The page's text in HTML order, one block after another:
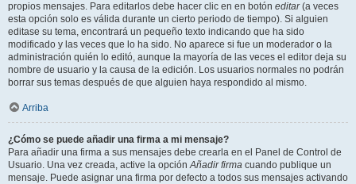
propios mensajes. Para editarlos debe hacer clic en en botón editar(a veces
esta opción solo es válida durante un cierto periodo de tiempo). Si alguien
editase su tema, encontrará un pequeño texto indicando que ha sido
modificado y las veces que lo ha sido. No aparece si fue un moderador o la
administración quién lo editó, aunque la mayoría de las veces el editor deja su
nombre de usuario y la causa de la edición. Los usuarios normales no podrán
borrar sus temas después de que alguien haya respondido al mismo.
Arriba
¿Cómo se puede añadir una firma a mi mensaje?
Para añadir una firma a sus mensajes debe crearla en el Panel de Control de
Usuario. Una vez creada, active la opciónAñadir firma cuando publique un
mensaje. Puede asignar una firma por defecto a todos sus mensajes activando